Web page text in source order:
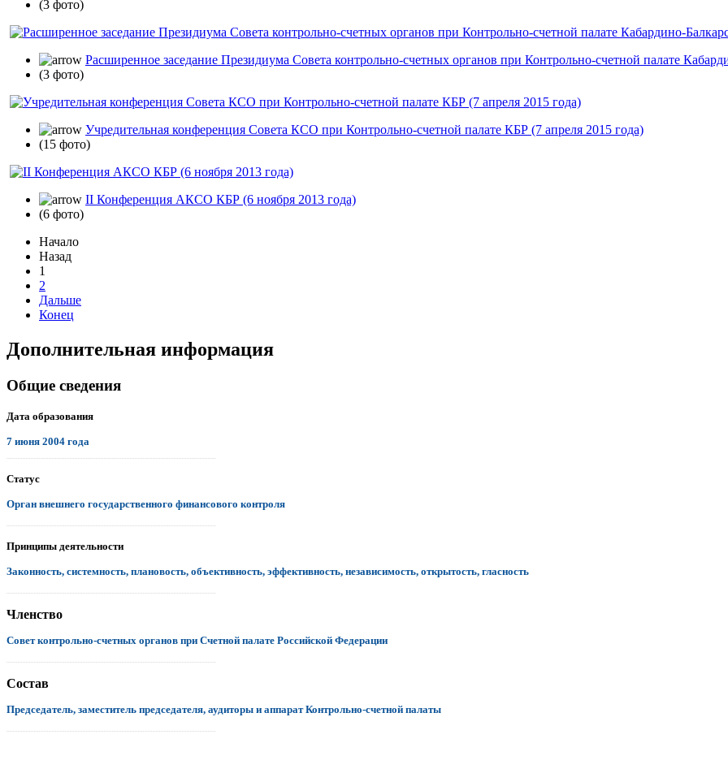
(3 фото)
Расширенное заседание Президиума Совета контрольно-счетных органов при Контрольно-счетной палате
(3 фото)
Учредительная конференция Совета КСО при Контрольно-счетной палате КБР (7 апреля 2015 года)
(15 фото)
II Конференция АКСО КБР (6 ноября 2013 года)
(6 фото)
Начало
Назад
1
2
Дальше
Конец
Дополнительная информация
Общие сведения
Дата образования
7 июня 2004 года
Статус
Орган внешнего государственного финансового контроля
Принципы деятельности
Законность, системность, плановость, объективность, эффективность, независимость, открытость, гласность
Членство
Совет контрольно-счетных органов при Счетной палате Российской Федерации
Состав
Председатель, заместитель председателя, аудиторы и аппарат Контрольно-счетной палаты